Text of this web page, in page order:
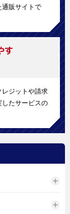
通販サイトで
ジットや請求
たサービスの